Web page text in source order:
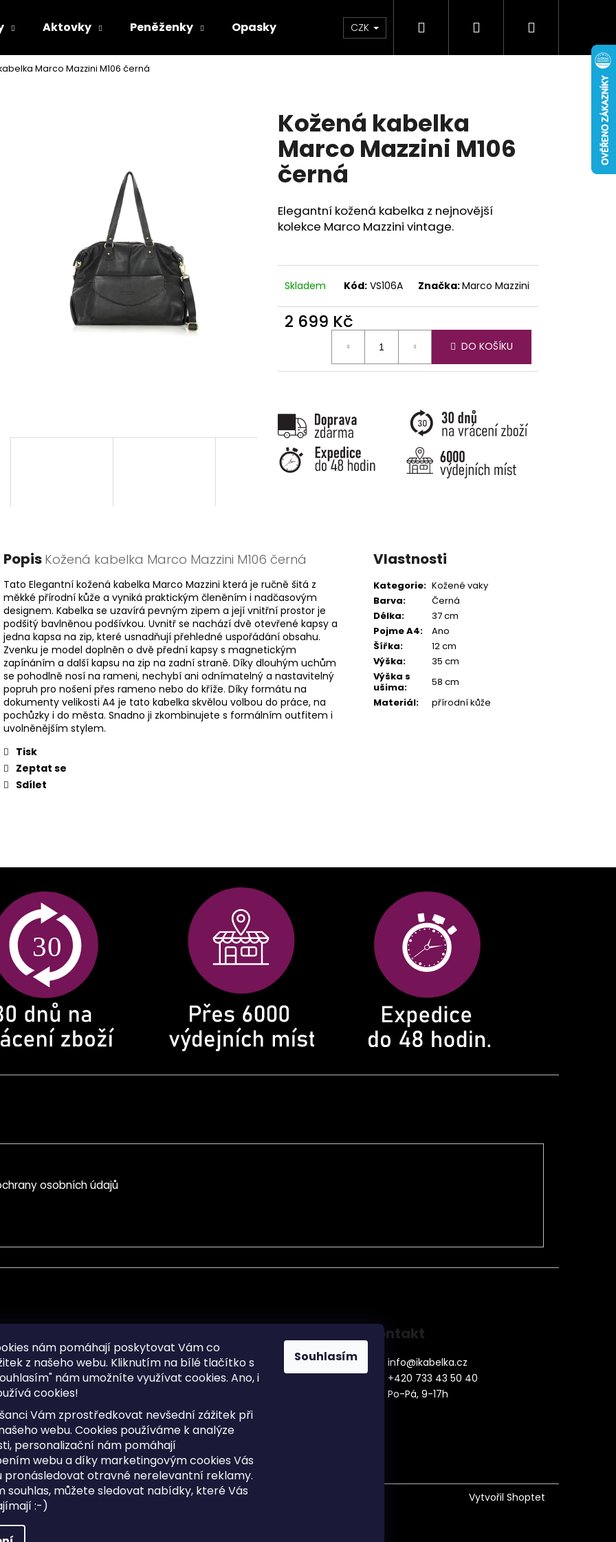
nám pomáhají poskytovat Vám co
z našeho webu. Kliknutím na bílé tlačítko s
nám umožníte využívat cookies. Ano, i
cookies!
Vám zprostředkovat nevšední zážitek při
webu. Cookies používáme k analýze
personalizační nám pomáhají
webu a díky marketingovým cookies Vás
pronásledovat otravné nerelevantní reklamy.
souhlas, můžete sledovat nabídky, které Vás
:-)
Souhlasím
Aktovky Peněženky Opasky Doplňky Novinky
CZK Hledat PřihlášeníNákupní
Marco Mazzini M106 černá
Kožená kabelka
Marco Mazzini M106
černá
Elegantní kožená kabelka z nejnovější
kolekce Marco Mazzini vintage.
Skladem Kód: VS106A Značka:Marco Mazzini
2 699 Kč
DO KOŠÍKU
Popis Kožená kabelka Marco Mazzini M106 černá
Tato Elegantní kožená kabelka Marco Mazzini která je ručně šitá z
měkké přírodní kůže a vyniká praktickým členěním i nadčasovým
designem. Kabelka se uzavírá pevným zipem a její vnitřní prostor je
podšitý bavlněnou podšívkou. Uvnitř se nachází dvě otevřené kapsy a
jedna kapsa na zip, které usnadňují přehledné uspořádání obsahu.
Zvenku je model doplněn o dvě přední kapsy s magnetickým
zapínáním a další kapsu na zip na zadní straně. Díky dlouhým uchům
se pohodlně nosí na rameni, nechybí ani odnímatelný a nastavitelný
popruh pro nošení přes rameno nebo do kříže. Díky formátu na
dokumenty velikosti A4 je tato kabelka skvělou volbou do práce, na
pochůzky i do města. Snadno ji zkombinujete s formálním outfitem i
uvolněnějším stylem.
Tisk
Zeptat se
Sdílet
Vlastnosti
Kategorie: Kožené vaky
Barva:
Černá
Délka:
37 cm
Pojme A4:
Ano
Šířka:
12 cm
Výška:
35 cm
Výška s
ušima:
58 cm
Materiál: přírodní kůže
Co potřebujete najít?
Doporučujeme
osobních údajů
osobních údajů
dotazy
cookies
Sitemap
Doprava a Platba
Postup vrácení zboží ve 30 denní
lhůtě
Obchodní podmínky
Kontakt
info@ikabelka.cz
+420 733 43 50 40
Po-Pá, 9-17h
Vytvořil Shoptet
Upravit nastavení cookies